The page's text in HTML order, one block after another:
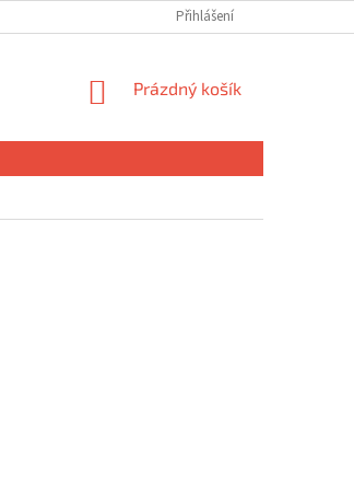
Přihlášení
NÁKUPNÍ
Prázdný košík